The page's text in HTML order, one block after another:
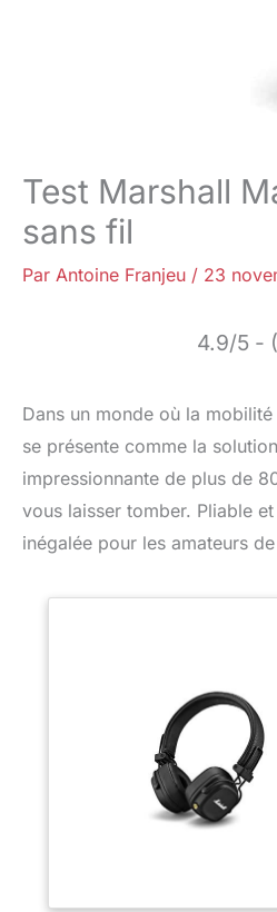
Test Marshall
sans fil
Par Antoine Franjeu / 23
4.9/5 -
Dans un monde où la
se présente comme la
impressionnante de plus de
vous laisser tomber. Pliable
inégalée pour les amateurs